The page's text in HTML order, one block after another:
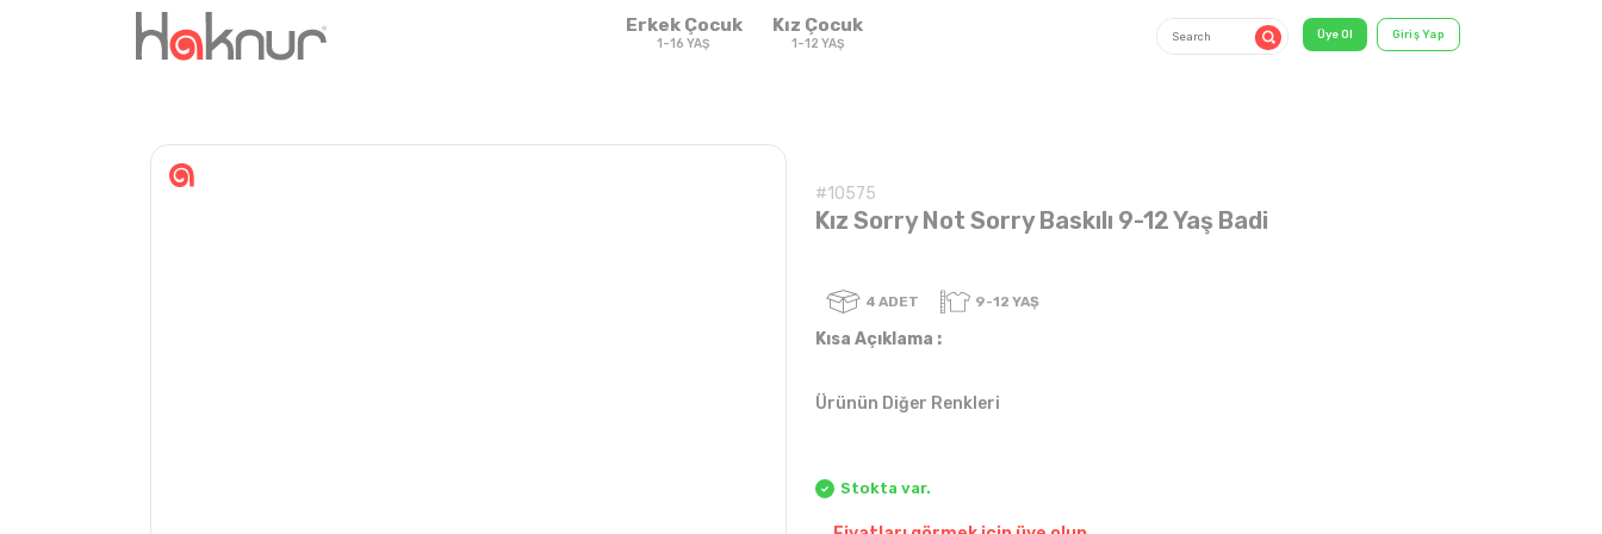
Erkek Çocuk
1-16 YAŞ
Sweatshirt & T-Sweatshirt & T-
#10575
Kız Sorry Not Sorry Baskılı 9-12 Yaş Badi
Kısa Açıklama :
Ürünün Diğer Renkleri
Stokta var.